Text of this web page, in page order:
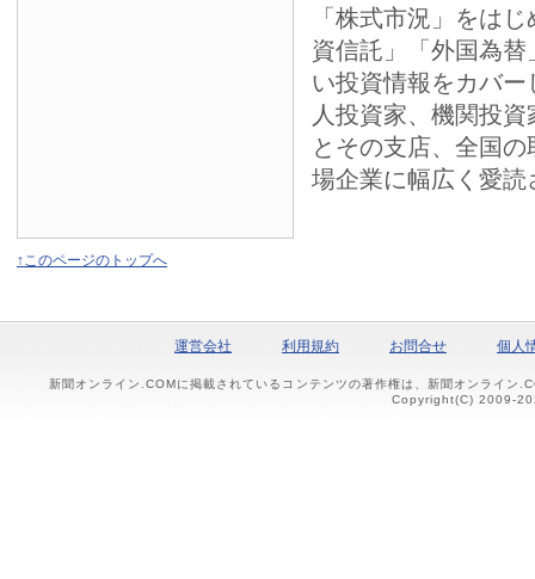
「株式市況」をは
資信託」「外国為
い投資情報をカバ
人投資家、機関投
とその支店、全国
場企業に幅広く愛読
↑このページのトップへ
運営会社 利用規約 お問合せ 個人
新聞オンライン.COMに掲載されているコンテンツの著作権は、新聞オンライン
Copyright(C) 2009-